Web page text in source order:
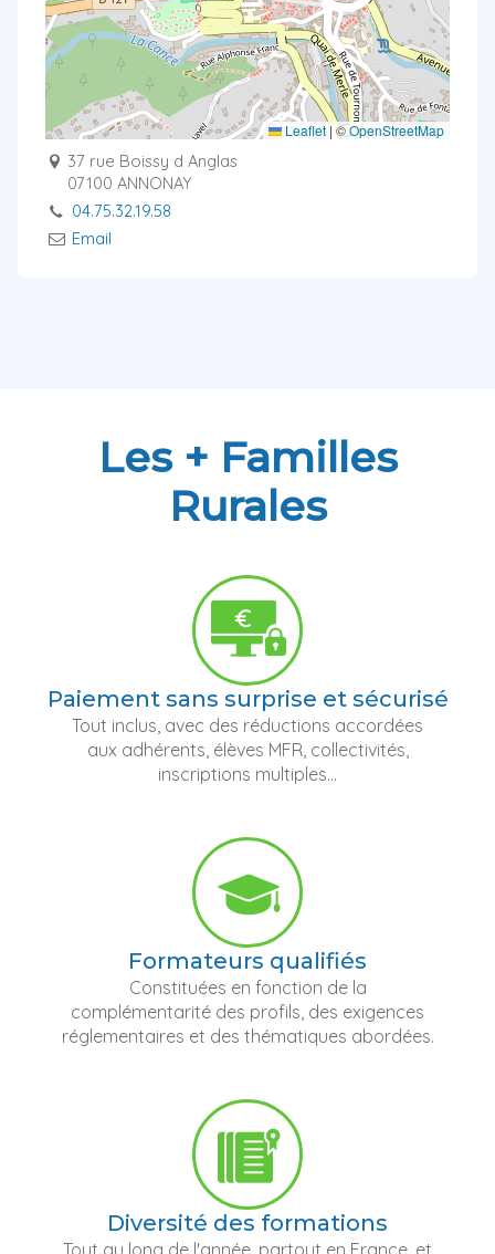
Leaflet| ©OpenStreetMap
37 rue Boissy d Anglas
07100 ANNONAY
04.75.32.19.58
Email
Les + Familles
Rurales
Paiement sans surprise et sécurisé
Tout inclus, avec des réductions accordées
aux adhérents, élèves MFR, collectivités,
inscriptions multiples...
Formateurs qualifiés
Constituées en fonction de la
complémentarité des profils, des exigences
réglementaires et des thématiques abordées.
Diversité des formations
Tout au long de l'année, partout en France, et